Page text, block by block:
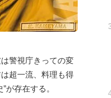
警視庁きっての変
超一流、料理も得
が存在する。